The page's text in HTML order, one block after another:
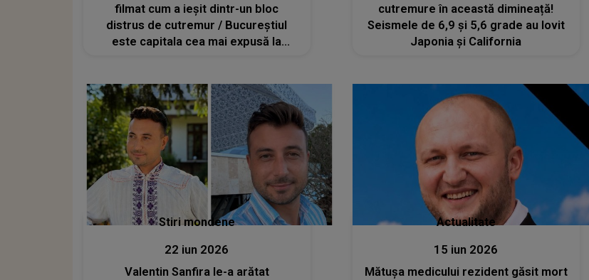
filmat cum a ieșit dintr-un bloc
distrus de cutremur / Bucureștiul
este capitala cea mai expusă la
cutremure în această dimineață!
Seismele de 6,9 și 5,6 grade au lovit
Japonia și California
Stiri mondene
22 iun 2026
Valentin Sanfira le-a arătat
Actualitate
15 iun 2026
Mătușa medicului rezident găsit mort